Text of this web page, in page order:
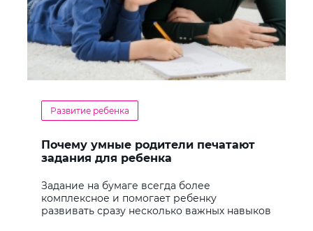
Развитие ребенка
Почему умные родители печатают
задания для ребенка
Задание на бумаге всегда более
комплексное и помогает ребенку
развивать сразу несколько важных навыков